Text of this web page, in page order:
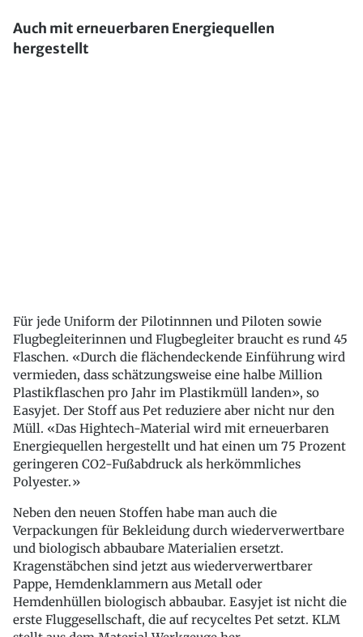
Auch mit erneuerbaren Energiequellen
hergestellt
Für jede Uniform der Pilotinnnen und Piloten sowie
Flugbegleiterinnen und Flugbegleiter braucht es rund 45
Flaschen. «Durch die flächendeckende Einführung wird
vermieden, dass schätzungsweise eine halbe Million
Plastikflaschen pro Jahr im Plastikmüll landen», so
Easyjet. Der Stoff aus Pet reduziere aber nicht nur den
Müll. «Das Hightech-Material wird mit erneuerbaren
Energiequellen hergestellt und hat einen um 75 Prozent
geringeren CO2-Fußabdruck als herkömmliches
Polyester.»
Neben den neuen Stoffen habe man auch die
Verpackungen für Bekleidung durch wiederverwertbare
und biologisch abbaubare Materialien ersetzt.
Kragenstäbchen sind jetzt aus wiederverwertbarer
Pappe, Hemdenklammern aus Metall oder
Hemdenhüllen biologisch abbaubar. Easyjet ist nicht die
erste Fluggesellschaft, die auf recyceltes Pet setzt. KLM